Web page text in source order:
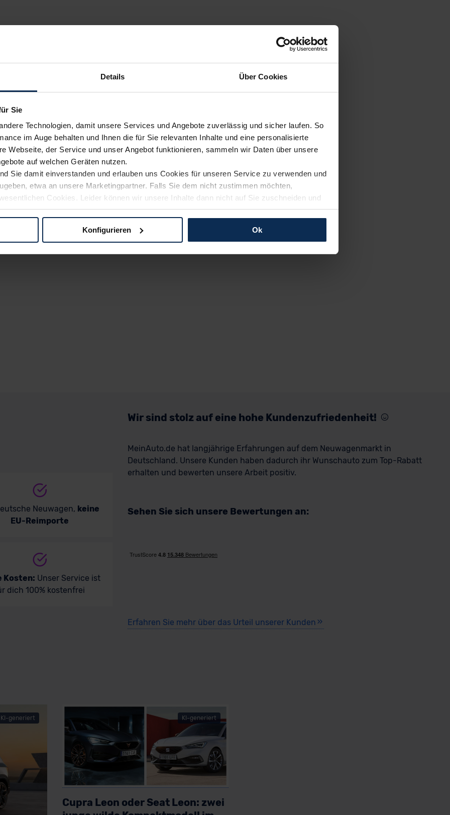
Details Über Cookies
Sie
Technologien, damit unsere Services und Angebote zuverlässig und sicher laufen. So
im Auge behalten und Ihnen die für Sie relevanten Inhalte und eine personalisierte
Webseite, der Service und unser Angebot funktionieren, sammeln wir Daten über unsere
auf welchen Geräten nutzen.
Sie damit einverstanden und erlauben uns Cookies für unseren Service zu verwenden und
etwa an unsere Marketingpartner. Falls Sie dem nicht zustimmen möchten,
Cookies. Leider können wir unsere Inhalte dann nicht auf Sie zuschneiden und
Weg zu Ihrem Neuwagen unterstützen. Sie können die Einstellungen jederzeit anpassen
Konfigurieren Ok
Neuwagen, keine
EU-Reimporte
Kosten: Unser Service ist
dich 100% kostenfrei
Wir sind stolz auf eine hohe Kundenzufriedenheit!
MeinAuto.de hat langjährige Erfahrungen auf dem Neuwagenmarkt in
Deutschland. Unsere Kunden haben dadurch ihr Wunschauto zum Top-Rabatt
erhalten und bewerten unsere Arbeit positiv.
Sehen Sie sich unsere Bewertungen an:
Erfahren Sie mehr über das Urteil unserer Kunden
KI-generiert KI-generiert
Cupra Leon oder Seat Leon: zwei